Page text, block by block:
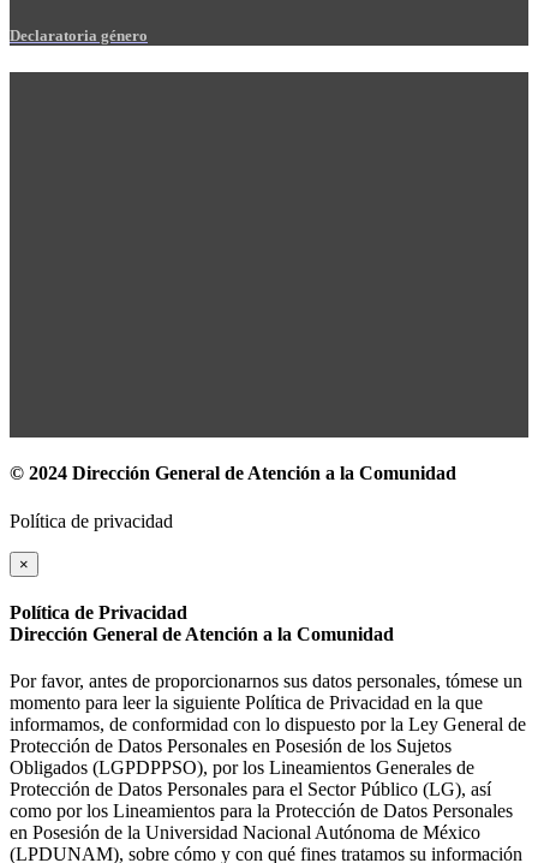
Declaratoria género
© 2024 Dirección General de Atención a la Comunidad
Política de privacidad
×
Política de Privacidad
Dirección General de Atención a la Comunidad
Por favor, antes de proporcionarnos sus datos personales, tómese un
momento para leer la siguiente Política de Privacidad en la que
informamos, de conformidad con lo dispuesto por la Ley General de
Protección de Datos Personales en Posesión de los Sujetos
Obligados (LGPDPPSO), por los Lineamientos Generales de
Protección de Datos Personales para el Sector Público (LG), así
como por los Lineamientos para la Protección de Datos Personales
en Posesión de la Universidad Nacional Autónoma de México
(LPDUNAM), sobre cómo y con qué fines tratamos su información